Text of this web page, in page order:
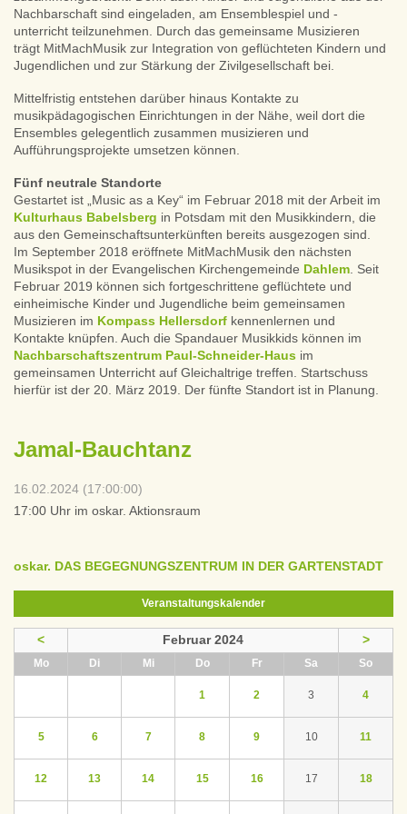
Nachbarschaft sind eingeladen, am Ensemblespiel und -
unterricht teilzunehmen. Durch das gemeinsame Musizieren
trägt MitMachMusik zur Integration von geflüchteten Kindern und
Jugendlichen und zur Stärkung der Zivilgesellschaft bei.
Mittelfristig entstehen darüber hinaus Kontakte zu
musikpädagogischen Einrichtungen in der Nähe, weil dort die
Ensembles gelegentlich zusammen musizieren und
Aufführungsprojekte umsetzen können.
Fünf neutrale Standorte
Gestartet ist „Music as a Key“ im Februar 2018 mit der Arbeit im
Kulturhaus Babelsberg in Potsdam mit den Musikkindern, die
aus den Gemeinschaftsunterkünften bereits ausgezogen sind.
Im September 2018 eröffnete MitMachMusik den nächsten
Musikspot in der Evangelischen Kirchengemeinde Dahlem . Seit
Februar 2019 können sich fortgeschrittene geflüchtete und
einheimische Kinder und Jugendliche beim gemeinsamen
Musizieren im Kompass Hellersdorf kennenlernen und
Kontakte knüpfen. Auch die Spandauer Musikkids können im
Nachbarschaftszentrum Paul-Schneider-Haus im
gemeinsamen Unterricht auf Gleichaltrige treffen. Startschuss
hierfür ist der 20. März 2019. Der fünfte Standort ist in Planung.
Jamal-Bauchtanz
16.02.2024 (17:00:00)
17:00 Uhr im oskar. Aktionsraum
oskar. DAS BEGEGNUNGSZENTRUM IN DER GARTENSTADT
Veranstaltungskalender
< Februar 2024 >
Montag Dienstag Mittwoch DonnerstagFreitag Sa Sonntag
1 2 3 4
5 6 7 8 9 10 11
12 13 14 15 16 17 18